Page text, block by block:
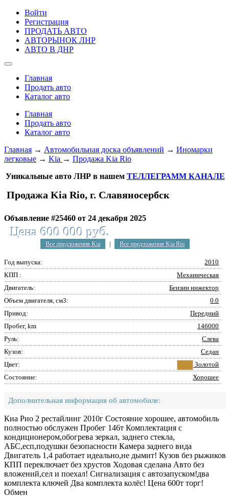
Войти
Регистрация
ПРОДАТЬ АВТО
АВТОРЫНОК ЛНР
АВТО В ДНР
Главная
Продать авто
Каталог авто
Главная
Продать авто
Каталог авто
Главная → Автомобильная доска объявлений → Иномарки
легковые → Kia → Продажа Kia Rio
Уникальные авто ЛНР в нашем ТЕЛЛЕГРАММ КАНАЛЕ
Продажа Kia Rio, г. Славяносербск
Объявление #25460 от 24 декабря 2025
Цена 600 000 руб.
Все предложения Kia Все предложения Kia Rio
Год выпуска:
2010
КПП :
Механическая
Двигатель:
Бензин инжектор
Объем двигателя, см3:
0.0
Привод:
Передний
Пробег, km
146000
Руль:
Слева
Кузов:
Седан
Цвет:
Золотой
Состояние:
Хорошее
Дополнительная информация об автомобиле:
Киа Рио 2 рестайлинг 2010г Состояние хорошее, автомобиль
полностью обслужен Пробег 146т Комплектация с
кондиционером,обогрева зеркал, заднего стекла,
АБС,есп,подушки безопасности Камера заднего вида
Двигатель 1,4 работает идеально,не дымит! Кузов без рыжиков
КПП переключает без хрустов Ходовая сделана Авто без
вложений,сел и поехал! Сигнализация с автозапуском!два
комплекта ключей Два комплекта колёс! Цена 600т торг!
Обмен